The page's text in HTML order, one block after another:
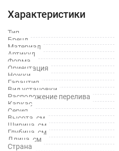
Характеристики
Тип
Бренд
Материал
Артикул
Форма
Ориентация
Ножки
Гарантия
Вид установки
Расположение перелива
Каркас
Серия
Высота, см
Ширина, см
Глубина, см
Длина, см
Страна